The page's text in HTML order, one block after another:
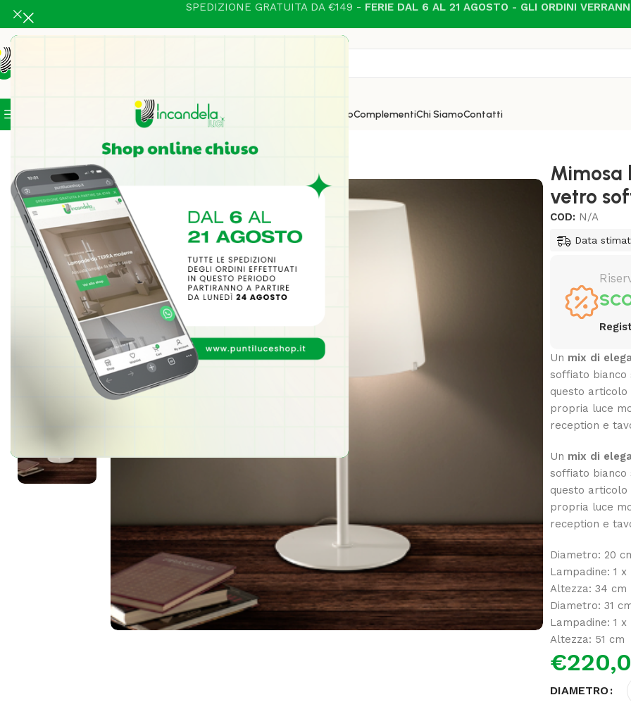
SPEDIZIONE GRATUITA DA €149 - FERIE DAL 6 AL 21 AGOSTO - GLI ORDINI
In Vetrina EsternoComplementiChi SiamoContatti
Illuminazione Interni Mimosa lampada da tavolo in vetro soffiato in due finiture
Mimosa
vetro
COD: N/A
Data
Un mix di
soffiato bianco
questo
propria luce
reception e
Un mix di
soffiato bianco
questo
propria luce
reception e
Diametro: 20
Lampadine: 1 x
Altezza: 34 cm
Diametro: 31
Lampadine: 1 x
Altezza: 51 cm
€
DIAMETRO